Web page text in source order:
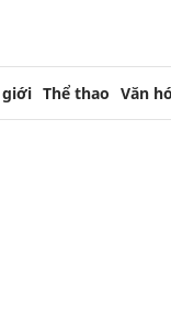
giới Thể thao Văn